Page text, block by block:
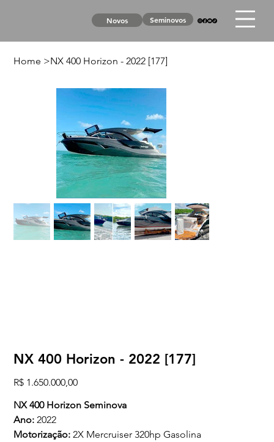
Novos Seminovos
Home >NX 400 Horizon - 2022 [177]
NX 400 Horizon - 2022 [177]
Preço
R$ 1.650.000,00
NX 400 Horizon Seminova
Ano:2022
Motorização: 2X Mercruiser 320hp Gasolina